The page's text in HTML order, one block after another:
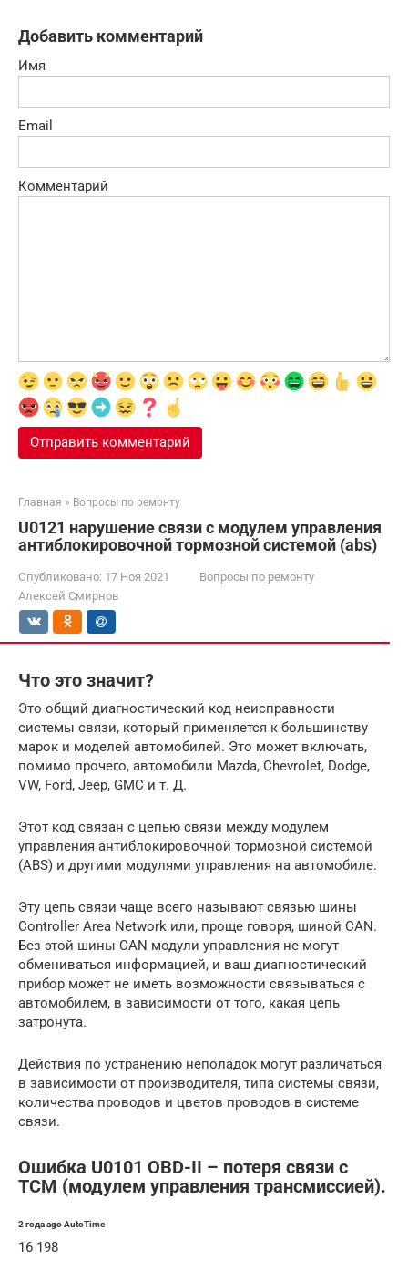
Добавить комментарий
Имя
Email
Комментарий
Главная » Вопросы по ремонту
U0121 нарушение связи с модулем управления
антиблокировочной тормозной системой (abs)
Опубликовано: 17 Ноя 2021
Вопросы по ремонту
Алексей Смирнов
Что это значит?
Это общий диагностический код неисправности
системы связи, который применяется к большинству
марок и моделей автомобилей. Это может включать,
помимо прочего, автомобили Mazda, Chevrolet, Dodge,
VW, Ford, Jeep, GMC и т. Д.
Этот код связан с цепью связи между модулем
управления антиблокировочной тормозной системой
(ABS) и другими модулями управления на автомобиле.
Эту цепь связи чаще всего называют связью шины
Controller Area Network или, проще говоря, шиной CAN.
Без этой шины CAN модули управления не могут
обмениваться информацией, и ваш диагностический
прибор может не иметь возможности связываться с
автомобилем, в зависимости от того, какая цепь
затронута.
Действия по устранению неполадок могут различаться
в зависимости от производителя, типа системы связи,
количества проводов и цветов проводов в системе
связи.
Ошибка U0101 OBD-II – потеря связи с
TCM (модулем управления трансмиссией).
2 года ago AutoTime
16 198